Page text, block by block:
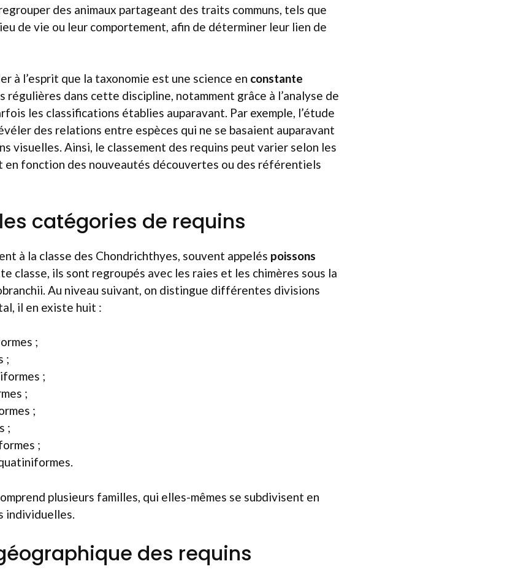
des animaux partageant des traits communs, tels que
de vie ou leur comportement, afin de déterminer leur lien de
à l’esprit que la taxonomie est une science en constante
régulières dans cette discipline, notamment grâce à l’analyse de
les classifications établies auparavant. Par exemple, l’étude
des relations entre espèces qui ne se basaient auparavant
visuelles. Ainsi, le classement des requins peut varier selon les
en fonction des nouveautés découvertes ou des référentiels
catégories de requins
à la classe des Chondrichthyes, souvent appelés poissons
classe, ils sont regroupés avec les raies et les chimères sous la
Au niveau suivant, on distingue différentes divisions
il en existe huit :
;
;
;
;
;
;
;
plusieurs familles, qui elles-mêmes se subdivisent en
individuelles.
des requins